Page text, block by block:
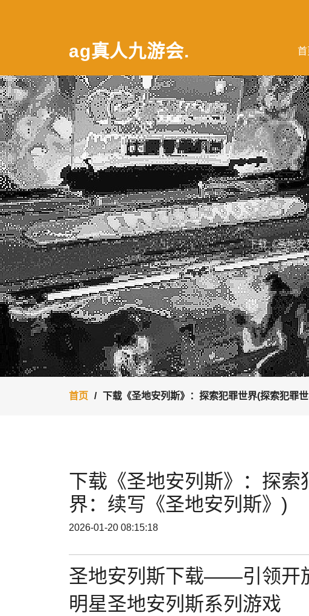
ag真人九游会. 首
下载《圣地安
首页 下载《圣地安列斯》：探索犯罪世界(探索犯罪
下载《圣地安列斯》：探索
界：续写《圣地安列斯》)
2026-01-20 08:15:18
圣地安列斯下载——引领开
明星圣地安列斯系列游戏